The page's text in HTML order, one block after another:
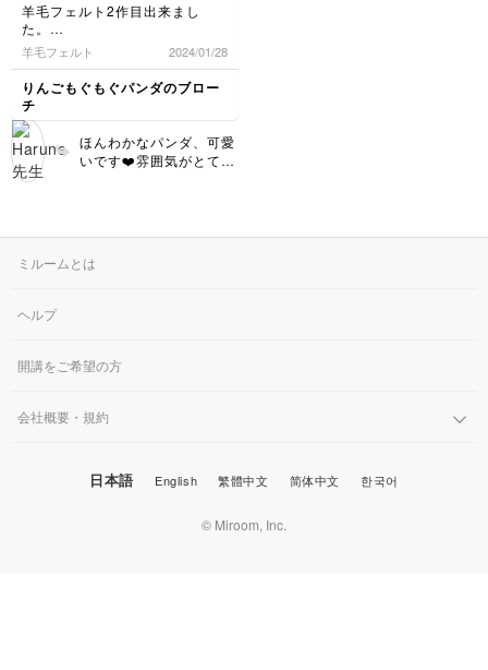
羊毛フェルト2作目出来まし
た。
鼻が真ん中でなく少し横寄りに
なったので、やや横向きのパン
ダさんにしました。
りんごの球体、口部分の凹凸、
手のスジ付け が難しかったです
が楽しくできました。
羊毛フェルト 2024/01/28
りんごもぐもぐパンダのブロー
チ
ほんわかなパンダ、可愛
いです❤️雰囲気がとても
分は、どうしても難しい
達してると思います！！
ミルームとは
ヘルプ
開講をご希望の方
会社概要・規約
日本語 English 繁體中文 简体中文 한국어
© Miroom, Inc.